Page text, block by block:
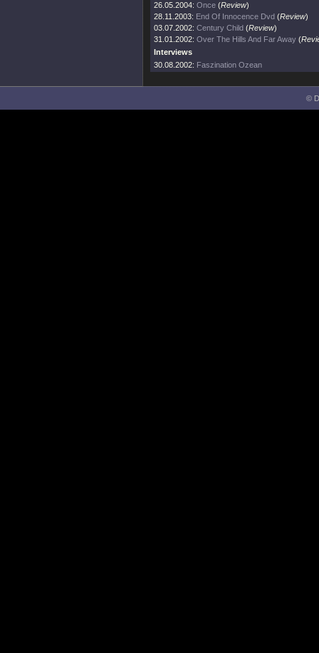
26.05.2004: Once (Review)
28.11.2003: End Of Innocence Dvd (Review)
03.07.2002: Century Child (Review)
31.01.2002: Over The Hills And Far Away (
Interviews
30.08.2002: Faszination Ozean
©